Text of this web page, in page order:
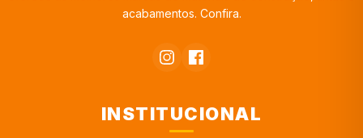
acabamentos. Confira.
INSTITUCIONAL